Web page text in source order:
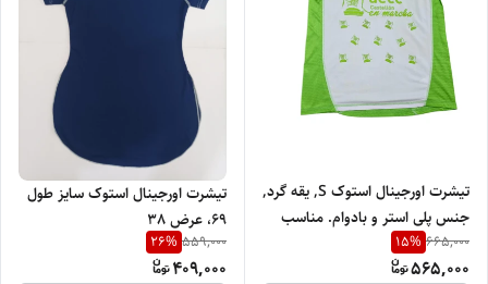
تیشرت اورجینال استوک S, یقه گرد,
جنس پلی استر و بادوام. مناسب
استایل روزمره.
665,000
15%
565,000
تیشرت اورجینال استوک سایز طول
69، عرض 38
559,000
26%
409,000